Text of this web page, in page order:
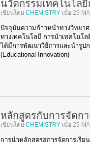
นวัตกรรมเทคโนโลยี
เขียนโดย CHEMISTRY เมื่อ 29
ปัจจุบันความก้าวหน้าทางวิทยา
ทางเทคโนโลยี การนำเทคโนโ
ได้มีการพัฒนาวิธีการและนำรูปก
(Educational Innovation)
หลักสูตรกับการจัดกา
เขียนโดย CHEMISTRY เมื่อ 25
การนำหลักสูตรสู่การจัดการเรีย